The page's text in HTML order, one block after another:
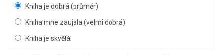
Kniha je dobrá (průměr)
Kniha mne zaujala (velmi dobrá)
Kniha je skvělá!